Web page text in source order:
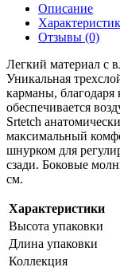
Описание
Отзывы (0)
Легкий материал с
Уникальная
карманы, благодаря
обеспечивается
Srtetch
максимальный
шнурком для
сзади. Боковые
см.
Характеристики
Высота упаковки
Длина упаковки
Коллекция